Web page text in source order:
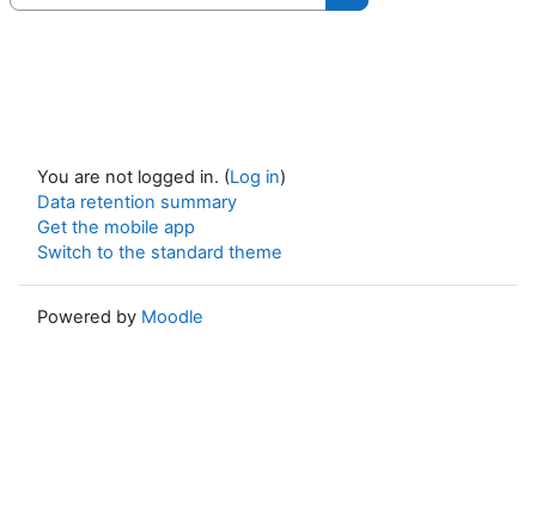
Search courses
You are not logged in. (Log in)
Data retention summary
Get the mobile app
Switch to the standard theme
Powered by Moodle